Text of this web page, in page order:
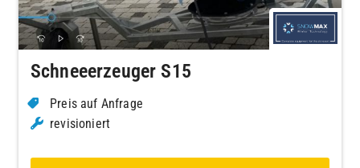
Schneeerzeuger S15
Preis auf Anfrage
revisioniert